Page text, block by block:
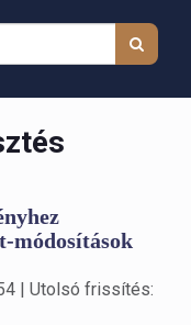
módosítások
| Utolsó frissítés: